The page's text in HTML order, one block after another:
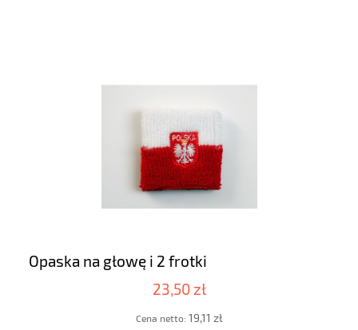
Opaska na głowę i 2 frotki
23,50 zł
Cena netto: 19,11 zł